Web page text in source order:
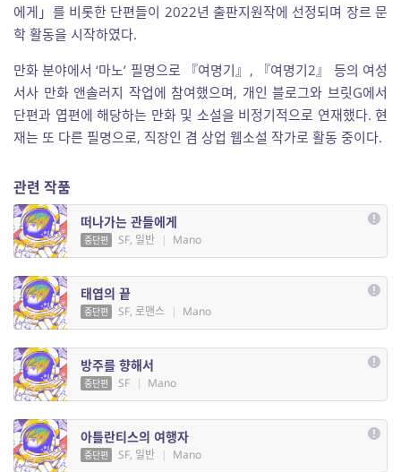
에게」를 비롯한 단편들이 2022년 출판지원작에 선정되며 장르 문
학 활동을 시작하였다.
만화 분야에서 ‘마노’ 필명으로 『여명기』, 『여명기2』 등의 여성
서사 만화 앤솔러지 작업에 참여했으며, 개인 블로그와 브릿G에서
단편과 엽편에 해당하는 만화 및 소설을 비정기적으로 연재했다. 현
재는 또 다른 필명으로, 직장인 겸 상업 웹소설 작가로 활동 중이다.
관련 작품
떠나가는 관들에게
중단편 SF, 일반 | Mano
태엽의 끝
중단편 SF, 로맨스 | Mano
방주를 향해서
중단편 SF | Mano
아틀란티스의 여행자
중단편 SF, 일반 | Mano